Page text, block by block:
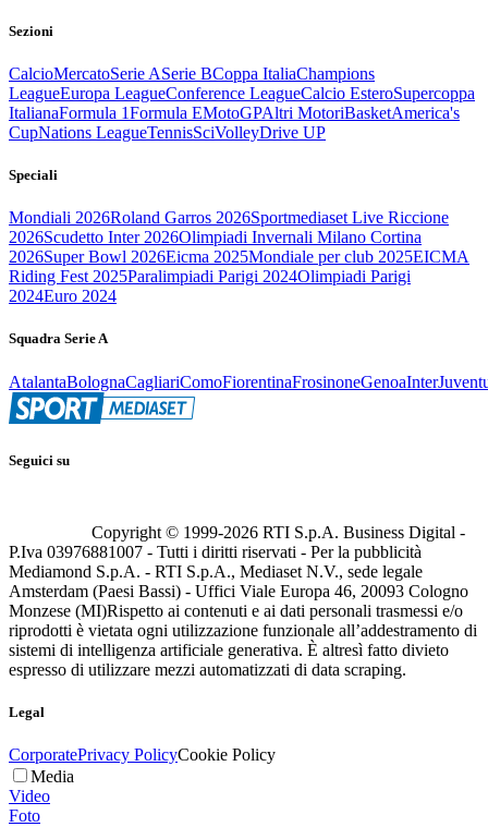
Sezioni
CalcioMercatoSerie ASerie BCoppa ItaliaChampions
LeagueEuropa LeagueConference LeagueCalcio EsteroSupercoppa
ItalianaFormula 1Formula EMotoGPAltri MotoriBasketAmerica's
CupNations LeagueTennisSciVolleyDrive UP
Speciali
Mondiali 2026Roland Garros 2026Sportmediaset Live Riccione
2026Scudetto Inter 2026Olimpiadi Invernali Milano Cortina
2026Super Bowl 2026Eicma 2025Mondiale per club 2025EICMA
Riding Fest 2025Paralimpiadi Parigi 2024Olimpiadi Parigi
2024Euro 2024
Squadra Serie A
AtalantaBolognaCagliariComoFiorentinaFrosinoneGenoaInter
Seguici su
Copyright © 1999-2026 RTI S.p.A. Business Digital -
P.Iva 03976881007 - Tutti i diritti riservati - Per la pubblicità
Mediamond S.p.A. - RTI S.p.A., Mediaset N.V., sede legale
Amsterdam (Paesi Bassi) - Uffici Viale Europa 46, 20093 Cologno
Monzese (MI)Rispetto ai contenuti e ai dati personali trasmessi e/o
riprodotti è vietata ogni utilizzazione funzionale all’addestramento di
sistemi di intelligenza artificiale generativa. È altresì fatto divieto
espresso di utilizzare mezzi automatizzati di data scraping.
Legal
CorporatePrivacy PolicyCookie Policy
Media
Video
Foto